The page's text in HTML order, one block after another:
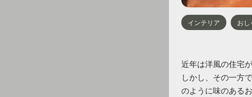
インテリア お
近年は洋風の住宅
しかし、その一方
のように味のある